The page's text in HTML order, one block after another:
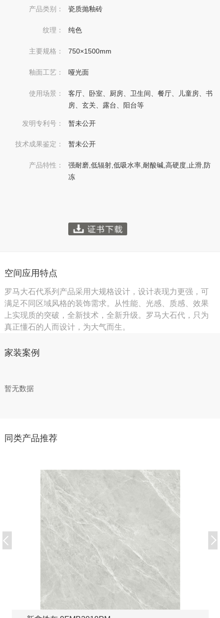
产品类别： 瓷质抛釉砖
纹理： 纯色
主要规格： 750×1500mm
釉面工艺： 哑光面
使用场景：
客厅、卧室、厨房、卫生间、餐厅、儿童房、书
房、玄关、露台、阳台等
发明专利号： 暂未公开
技术成果鉴定： 暂未公开
产品特性：
强耐磨,低辐射,低吸水率,耐酸碱,高硬度,止滑,防
冻
空间应用特点
罗马大石代系列产品采用大规格设计，设计表现力更强，可
满足不同区域风格的装饰需求。从性能、光感、质感、效果
上实现质的突破，全新技术，全新升级。罗马大石代，只为
真正懂石的人而设计，为大气而生。
家装案例
暂无数据
同类产品推荐